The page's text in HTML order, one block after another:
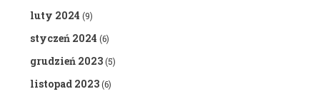
luty 2024 (9)
styczeń 2024 (6)
grudzień 2023(5)
listopad 2023(6)